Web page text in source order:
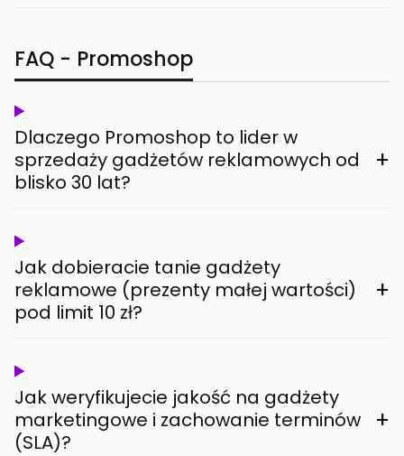
FAQ - Promoshop
Dlaczego Promoshop to lider w
sprzedaży gadżetów reklamowych od
blisko 30 lat?
+
Jak dobieracie tanie gadżety
reklamowe (prezenty małej wartości)
pod limit 10 zł?
+
Jak weryfikujecie jakość na gadżety
marketingowe i zachowanie terminów
(SLA)?
+